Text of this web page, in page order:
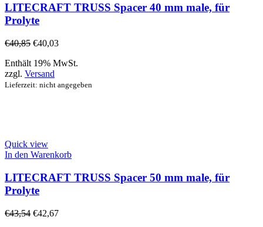
LITECRAFT TRUSS Spacer 40 mm male, für
Prolyte
€40,85 €40,03
Enthält 19% MwSt.
zzgl. Versand
Lieferzeit: nicht angegeben
Quick view
In den Warenkorb
LITECRAFT TRUSS Spacer 50 mm male, für
Prolyte
€43,54 €42,67